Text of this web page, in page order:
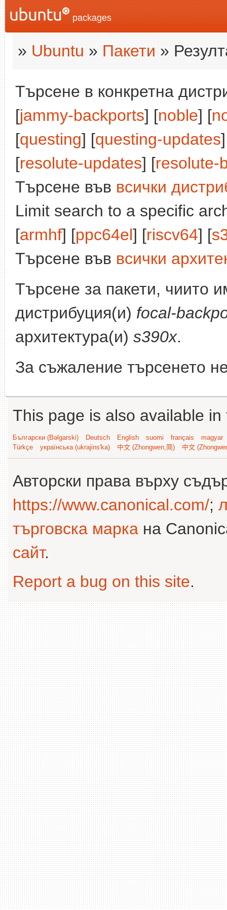
packages
» Ubuntu » Пакети »
Търсене в конкретна
[jammy-backports] [noble] [
[questing] [questing-updates
[resolute-updates] [resolute-
Търсене във всички
Limit search to a specific
[armhf] [ppc64el] [riscv64] [
Търсене във всички
Търсене за пакети, чиито
дистрибуция(и) focal-
архитектура(и) s390x.
За съжаление търсенето
This page is also available
Български (Bəlgarski) Deutsch English suomi français
magyar
Türkçe
українська (ukrajins'ka) 中文 (Zhongwen,简) 中文
Авторски права върху
https://www.canonical.com/;
търговска марка на
сайт.
Report a bug on this site.